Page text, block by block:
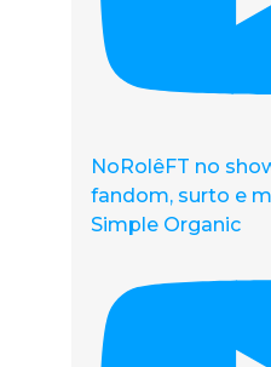
NoRolêFT no
fandom, surto e
Simple Organic